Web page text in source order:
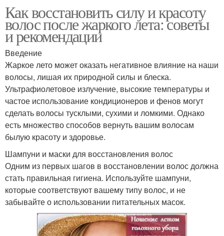
Как восстановить силу и красоту
волос после жаркого лета: советы
и рекомендации
Введение
Жаркое лето может оказать негативное влияние на наши
волосы, лишая их природной силы и блеска.
Ультрафиолетовое излучение, высокие температуры и
частое использование кондиционеров и фенов могут
сделать волосы тусклыми, сухими и ломкими. Однако
есть множество способов вернуть вашим волосам
былую красоту и здоровье.
Шампуни и маски для восстановления волос
Одним из первых шагов в восстановлении волос должна
стать правильная гигиена. Используйте шампуни,
которые соответствуют вашему типу волос, и не
забывайте о использовании питательных масок.